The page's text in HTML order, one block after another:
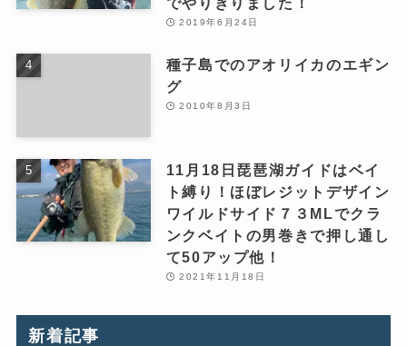
2019年6月24日
種子島でのアオリイカのエギン
グ
2010年8月3日
11月18日琵琶湖ガイドはベイ
ト縛り！ほぼレジットデザイン
ワイルドサイド７３MLでクラ
ンクベイトの男巻きで押し通し
て50アップ他！
2021年11月18日
新着記事